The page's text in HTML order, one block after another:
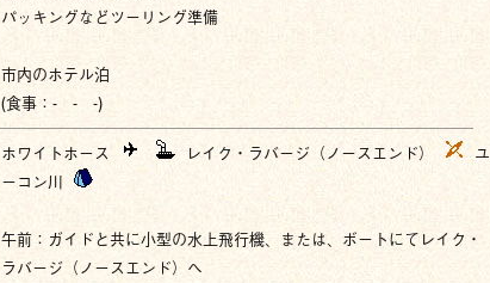
パッキングなどツーリング準備
市内のホテル泊
(食事：- - -)
ホワイトホース レイク・ラバージ（ノースエンド）
ユ
ーコン川
午前：ガイドと共に小型の水上飛行機、または、ボートにてレイク・
ラバージ（ノースエンド）へ